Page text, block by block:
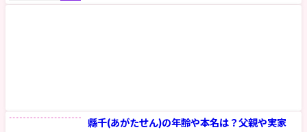
縣千(あがたせん)の年齢や本名は？父親や実家